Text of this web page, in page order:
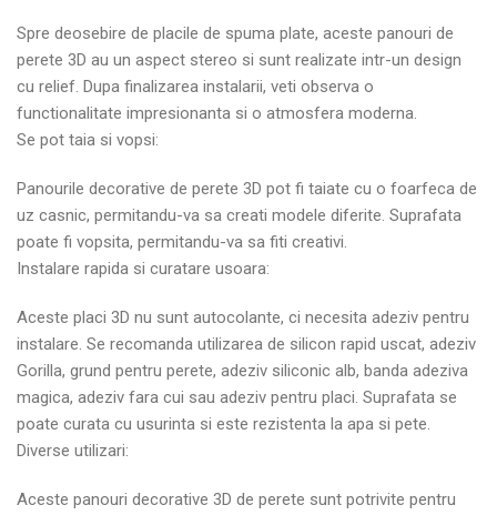
Spre deosebire de placile de spuma plate, aceste panouri de
perete 3D au un aspect stereo si sunt realizate intr-un design
cu relief. Dupa finalizarea instalarii, veti observa o
functionalitate impresionanta si o atmosfera moderna.
Se pot taia si vopsi:
Panourile decorative de perete 3D pot fi taiate cu o foarfeca de
uz casnic, permitandu-va sa creati modele diferite. Suprafata
poate fi vopsita, permitandu-va sa fiti creativi.
Instalare rapida si curatare usoara:
Aceste placi 3D nu sunt autocolante, ci necesita adeziv pentru
instalare. Se recomanda utilizarea de silicon rapid uscat, adeziv
Gorilla, grund pentru perete, adeziv siliconic alb, banda adeziva
magica, adeziv fara cui sau adeziv pentru placi. Suprafata se
poate curata cu usurinta si este rezistenta la apa si pete.
Diverse utilizari:
Aceste panouri decorative 3D de perete sunt potrivite pentru